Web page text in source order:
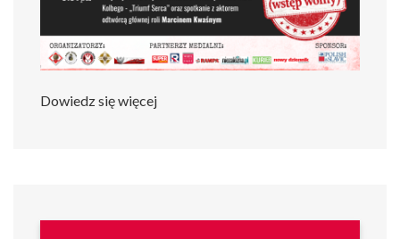
Dowiedz się więcej